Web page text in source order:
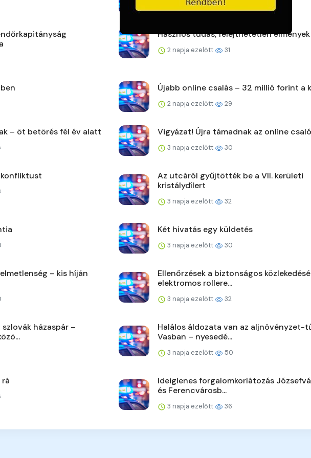
2 napja ezelőtt 29
Hasznos tudás, felejthetetlen élmények
2 napja ezelőtt 31
Újabb online csalás – 32 millió forint a
2 napja ezelőtt 29
– öt betörés fél év alatt Vigyázat! Újra támadnak az online
3 napja ezelőtt 30
Az utcáról gyűjtötték be a VII. kerületi
kristálydílert
3 napja ezelőtt 32
Két hivatás egy küldetés
3 napja ezelőtt 30
– kis híján
Ellenőrzések a biztonságos
elektromos rollere...
3 napja ezelőtt 32
házaspár –
Halálos áldozata van az aljnövényzet-
Vasban – nyesedé...
3 napja ezelőtt 50
Ideiglenes forgalomkorlátozás
és Ferencvárosb...
3 napja ezelőtt 36